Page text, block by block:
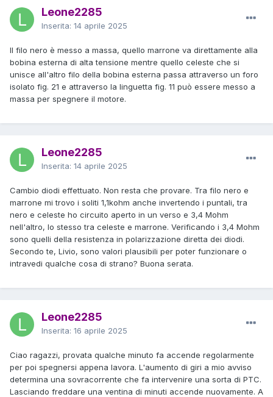
Leone2285
Inserita: 14 aprile 2025
Il filo nero è messo a massa, quello marrone va direttamente alla
bobina esterna di alta tensione mentre quello celeste che si
unisce all'altro filo della bobina esterna passa attraverso un foro
isolato fig. 21 e attraverso la linguetta fig. 11 può essere messo a
massa per spegnere il motore.
Leone2285
Inserita: 14 aprile 2025
Cambio diodi effettuato. Non resta che provare. Tra filo nero e
marrone mi trovo i soliti 1,1kohm anche invertendo i puntali, tra
nero e celeste ho circuito aperto in un verso e 3,4 Mohm
nell'altro, lo stesso tra celeste e marrone. Verificando i 3,4 Mohm
sono quelli della resistenza in polarizzazione diretta dei diodi.
Secondo te, Livio, sono valori plausibili per poter funzionare o
intravedi qualche cosa di strano? Buona serata.
Leone2285
Inserita: 16 aprile 2025
Ciao ragazzi, provata qualche minuto fa accende regolarmente
per poi spegnersi appena lavora. L'aumento di giri a mio avviso
determina una sovracorrente che fa intervenire una sorta di PTC.
Lasciando freddare una ventina di minuti accende nuovamente. A